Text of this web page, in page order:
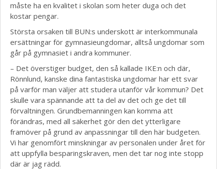
måste ha en kvalitet i skolan som heter duga och det
kostar pengar.
Största orsaken till BUN:s underskott är interkommunala
ersättningar för gymnasieungdomar, alltså ungdomar som
går på gymnasiet i andra kommuner.
– Det överstiger budget, den så kallade IKE:n och där,
Rönnlund, kanske dina fantastiska ungdomar har ett svar
på varför man väljer att studera utanför vår kommun? Det
skulle vara spännande att ta del av det och ge det till
förvaltningen. Grundbemanningen kan komma att
förändras, med all säkerhet gör den det ytterligare
framöver på grund av anpassningar till den här budgeten.
Vi har genomfört minskningar av personalen under året för
att uppfylla besparingskraven, men det tar nog inte stopp
där är jag rädd.